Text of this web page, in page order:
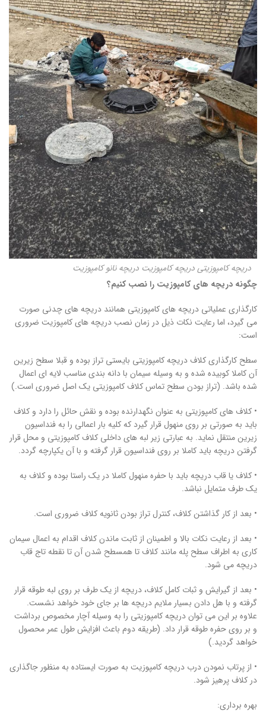
دریچه کامپوزیتی دریچه کامپوزیت دریچه نانو کامپوزیت
چگونه دریچه های کامپوزیت را نصب کنیم؟
كارگذاری عملياتی دريچه های كامپوزيتی همانند دريچه های چدنی صورت
می گيرد، اما رعايت نكات ذيل در زمان نصب دریچه های کامپوزیت ضروری
است:
سطح كارگذاری كلاف دريچه کامپوزیتی بايستی تراز بوده و قبلا سطح زيرين
آن كاملا كوبيده شده و به وسيله سيمان با دانه بندی مناسب لايه ای اعمال
شده باشد. (تراز بودن سطح تماس كلاف کامپوزیتی يك اصل ضروری است.)
• كلاف های كامپوزيتی به عنوان نگهدارنده بوده و نقش حائل را دارد و كلاف
بايد به صورتی بر روی منهول قرار گيرد كه كليه بار اعمالی را به فنداسيون
زيرين منتقل نمايد. به عبارتي زير لبه های داخلی كلاف کامپوزیتی و محل قرار
گرفتن دريچه بايد كاملا بر روی فنداسيون قرار گرفته و با آن يكپارچه گردد.
• كلاف يا قاب دريچه بايد با حفره منهول كاملا در يك راستا بوده و كلاف به
يك طرف متمايل نباشد.
• بعد از كار گذاشتن كلاف، كنترل تراز بودن ثانويه كلاف ضروری است.
• بعد از رعايت نكات بالا و اطمينان از ثابت ماندن كلاف اقدام به اعمال سيمان
كاری به اطراف سطح پله مانند كلاف تا همسطح شدن آن تا نقطه تاج قاب
دريچه می شود.
• بعد از گيرايش و ثبات كامل كلاف، دريچه از يك طرف بر روی لبه طوقه قرار
گرفته و با هل دادن بسيار ملايم دريچه ها بر جای خود خواهد نشست.
علاوه بر اين می توان دريچه کامپوزیتی را به وسيله آچار مخصوص برداشت
و بر روی حفره طوقه قرار داد. (طريقه دوم باعث افزايش طول عمر محصول
خواهد گرديد.)
• از پرتاب نمودن درب دريچه کامپوزیت به صورت ايستاده به منظور جاگذاری
در كلاف پرهيز شود.
بهره برداری: